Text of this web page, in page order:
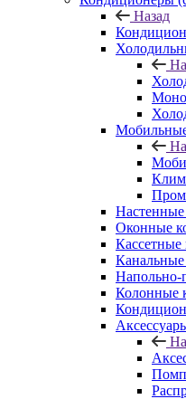
Назад
Оконные
Напольно-
Колонные